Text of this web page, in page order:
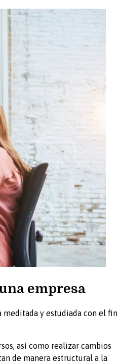
empresa
meditada y estudiada con el fin
así como realizar cambios
de manera estructural a la